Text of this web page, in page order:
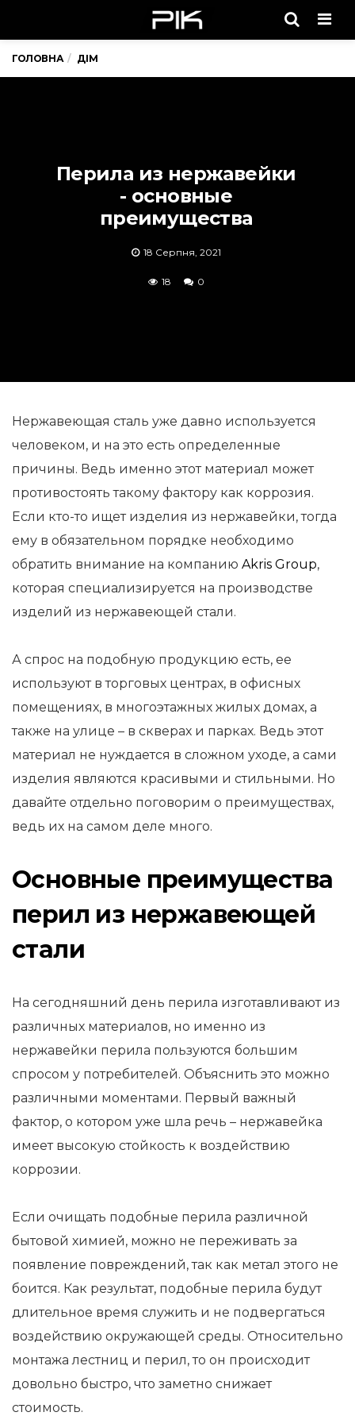
ГОЛОВНА ДІМ
Перила из нержавейки
- основные
преимущества
18 Серпня, 2021
18 0
Нержавеющая сталь уже давно используется
человеком, и на это есть определенные
причины. Ведь именно этот материал может
противостоять такому фактору как коррозия.
Если кто-то ищет изделия из нержавейки, тогда
ему в обязательном порядке необходимо
обратить внимание на компанию Akris Group,
которая специализируется на производстве
изделий из нержавеющей стали.
А спрос на подобную продукцию есть, ее
используют в торговых центрах, в офисных
помещениях, в многоэтажных жилых домах, а
также на улице – в скверах и парках. Ведь этот
материал не нуждается в сложном уходе, а сами
изделия являются красивыми и стильными. Но
давайте отдельно поговорим о преимуществах,
ведь их на самом деле много.
Основные преимущества
перил из нержавеющей
стали
На сегодняшний день перила изготавливают из
различных материалов, но именно из
нержавейки перила пользуются большим
спросом у потребителей. Объяснить это можно
различными моментами. Первый важный
фактор, о котором уже шла речь – нержавейка
имеет высокую стойкость к воздействию
коррозии.
Если очищать подобные перила различной
бытовой химией, можно не переживать за
появление повреждений, так как метал этого не
боится. Как результат, подобные перила будут
длительное время служить и не подвергаться
воздействию окружающей среды. Относительно
монтажа лестниц и перил, то он происходит
довольно быстро, что заметно снижает
стоимость.